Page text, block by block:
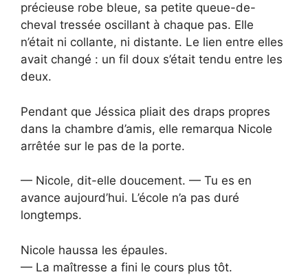
précieuse robe bleue, sa petite queue-de-
cheval tressée oscillant à chaque pas. Elle
n’était ni collante, ni distante. Le lien entre elles
avait changé : un fil doux s’était tendu entre les
deux.
Pendant que Jéssica pliait des draps propres
dans la chambre d’amis, elle remarqua Nicole
arrêtée sur le pas de la porte.
— Nicole, dit-elle doucement. — Tu es en
avance aujourd’hui. L’école n’a pas duré
longtemps.
Nicole haussa les épaules.
— La maîtresse a fini le cours plus tôt.